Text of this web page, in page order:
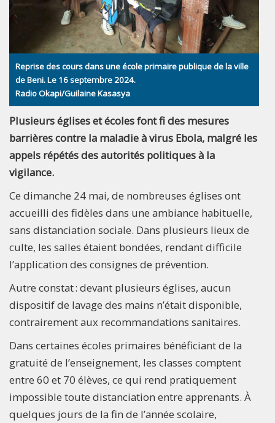
Reprise des cours dans une école primaire publique de la ville
de Beni. Le 16 septembre 2024.
Radio Okapi/Guilaine Kasasya
Plusieurs églises et écoles font fi des mesures
barrières contre la maladie à virus Ebola, malgré les
appels répétés des autorités politiques à la
vigilance.
Ce dimanche 24 mai, de nombreuses églises ont
accueilli des fidèles dans une ambiance habituelle,
sans distanciation sociale. Dans plusieurs lieux de
culte, les salles étaient bondées, rendant difficile
l’application des consignes de prévention.
Autre constat : devant plusieurs églises, aucun
dispositif de lavage des mains n’était disponible,
contrairement aux recommandations sanitaires.
Dans certaines écoles primaires bénéficiant de la
gratuité de l’enseignement, les classes comptent
entre 60 et 70 élèves, ce qui rend pratiquement
impossible toute distanciation entre apprenants. À
quelques jours de la fin de l’année scolaire,